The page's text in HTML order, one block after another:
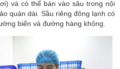
và có thể bán vào sâu trong nội
quản dài. Sầu riêng đông lạnh có
biển và đường hàng không.